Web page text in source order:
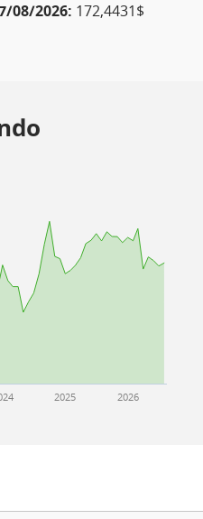
08/2026: 172,4431$
2025 2026